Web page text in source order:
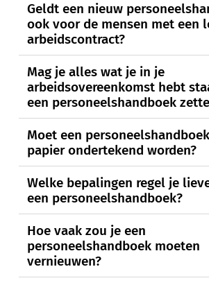
Geldt een nieuw
ook voor de mensen met een
arbeidscontract?
Mag je alles wat je in je
arbeidsovereenkomst hebt
een personeelshandboek
Moet een
papier ondertekend worden?
Welke bepalingen regel je
een personeelshandboek?
Hoe vaak zou je een
personeelshandboek moeten
vernieuwen?